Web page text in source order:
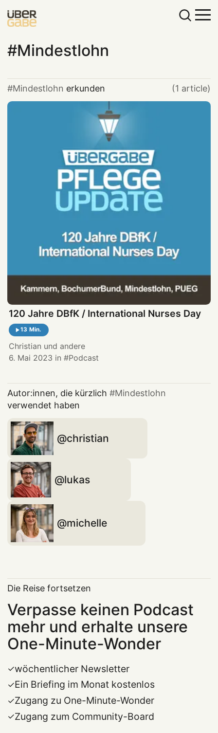
Mindestlohn
Mindestlohn erkunden (1 article)
120 Jahre DBfK / International Nurses Day
13 Min.
Christian und andere
6. Mai 2023 in Podcast
Autor:innen, die kürzlich Mindestlohn
verwendet haben
christian
lukas
michelle
Die Reise fortsetzen
Verpasse keinen Podcast
mehr und erhalte unsere
One-Minute-Wonder
wöchentlicher Newsletter
Ein Briefing im Monat kostenlos
Zugang zu One-Minute-Wonder
Zugang zum Community-Board